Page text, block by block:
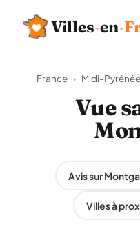
Villes·en·
France › Midi-
Vue
Avis sur
Villes à